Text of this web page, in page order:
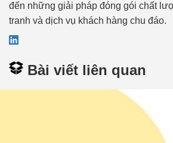
đến những giải pháp đóng gói chất
tranh và dịch vụ khách hàng chu đáo.
Bài viết liên quan